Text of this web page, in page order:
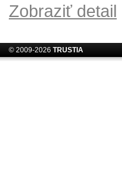
Zobraziť detail
© 2009-2026 TRUSTIA